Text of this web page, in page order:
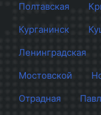
Полтавская
Курганинск
Ленинградская
Мостовской
Отрадная